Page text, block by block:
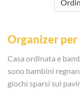
Organizer per
Casa ordinata e
sono bambini
giochi sparsi sul